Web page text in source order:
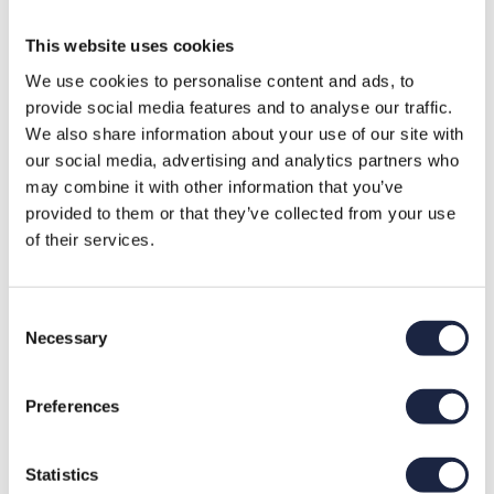
This website uses cookies
We use cookies to personalise content and ads, to
provide social media features and to analyse our traffic.
We also share information about your use of our site with
our social media, advertising and analytics partners who
may combine it with other information that you’ve
provided to them or that they’ve collected from your use
of their services.
Selection
Necessary
Preferences
Statistics
Vrachtwagen huren
Otte Infra verhuurt bemande 10×4 en 8×4 vrachtwagens
voor grondverzet in Driebergen. Daarnaast verhuren wij
een bemande vrachtwagen met knijper.
Container huren in Driebergen
Een container huren in Driebergen bij Otte Infra kan door
https://www.containerbakverhuur.nl/. Een container
huren kan bij ons in verschillende formaten voor het
afvoeren van grond, zand, puin, bouw- en sloopafval, hout,
een straal van 30 kilometer rondom Odijk.
https://www.containerbakverhuur.nl/
gaat snel en